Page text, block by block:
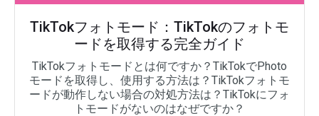
TikTokフォトモード：TikTokのフォトモ
ードを取得する完全ガイド
TikTokフォトモードとは何ですか？TikTokでPhoto
モードを取得し、使用する方法は？TikTokフォトモ
ードが動作しない場合の対処方法は？TikTokにフォ
トモードがないのはなぜですか？